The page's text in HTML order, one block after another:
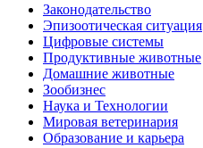
Законодательство
Эпизоотическая ситуация
Цифровые системы
Продуктивные животные
Домашние животные
Зообизнес
Наука и Технологии
Мировая ветеринария
Образование и карьера